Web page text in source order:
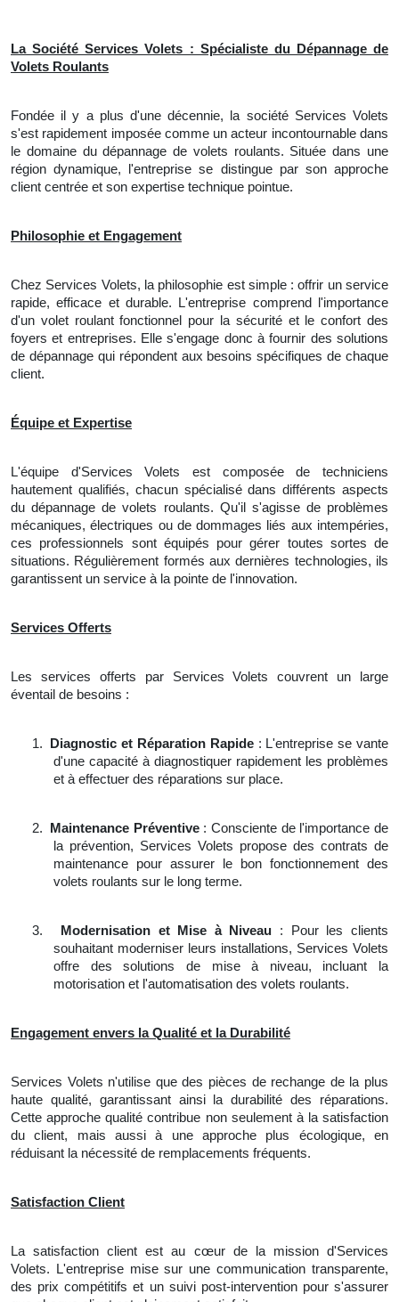
La Société Services Volets : Spécialiste du Dépannage de
Volets Roulants
Fondée il y a plus d'une décennie, la société Services Volets
s'est rapidement imposée comme un acteur incontournable dans
le domaine du dépannage de volets roulants. Située dans une
région dynamique, l'entreprise se distingue par son approche
client centrée et son expertise technique pointue.
Philosophie et Engagement
Chez Services Volets, la philosophie est simple : offrir un service
rapide, efficace et durable. L'entreprise comprend l'importance
d'un volet roulant fonctionnel pour la sécurité et le confort des
foyers et entreprises. Elle s'engage donc à fournir des solutions
de dépannage qui répondent aux besoins spécifiques de chaque
client.
Équipe et Expertise
L'équipe d'Services Volets est composée de techniciens
hautement qualifiés, chacun spécialisé dans différents aspects
du dépannage de volets roulants. Qu'il s'agisse de problèmes
mécaniques, électriques ou de dommages liés aux intempéries,
ces professionnels sont équipés pour gérer toutes sortes de
situations. Régulièrement formés aux dernières technologies, ils
garantissent un service à la pointe de l'innovation.
Services Offerts
Les services offerts par Services Volets couvrent un large
éventail de besoins :
1. Diagnostic et Réparation Rapide: L'entreprise se vante
d'une capacité à diagnostiquer rapidement les problèmes
et à effectuer des réparations sur place.
2. Maintenance Préventive: Consciente de l'importance de
la prévention, Services Volets propose des contrats de
maintenance pour assurer le bon fonctionnement des
volets roulants sur le long terme.
3. Modernisation et Mise à Niveau : Pour les clients
souhaitant moderniser leurs installations, Services Volets
offre des solutions de mise à niveau, incluant la
motorisation et l'automatisation des volets roulants.
Engagement envers la Qualité et la Durabilité
Services Volets n'utilise que des pièces de rechange de la plus
haute qualité, garantissant ainsi la durabilité des réparations.
Cette approche qualité contribue non seulement à la satisfaction
du client, mais aussi à une approche plus écologique, en
réduisant la nécessité de remplacements fréquents.
Satisfaction Client
La satisfaction client est au cœur de la mission d'Services
Volets. L'entreprise mise sur une communication transparente,
des prix compétitifs et un suivi post-intervention pour s'assurer